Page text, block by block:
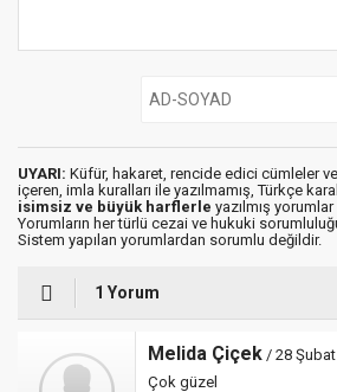
UYARI: Küfür, hakaret, rencide edici cümleler
içeren, imla kuralları ile yazılmamış, Türkçe
isimsiz ve büyük harflerle yazılmış
Yorumların her türlü cezai ve hukuki
Sistem yapılan yorumlardan sorumlu değildir.
1 Yorum
Melida Çiçek / 28
Çok güzel